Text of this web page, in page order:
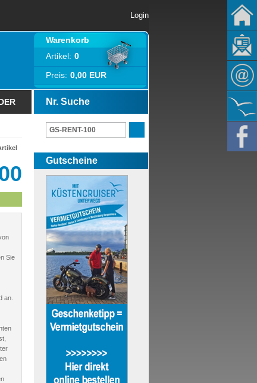
Login
Warenkorb
Artikel: 0
Preis: 0,00 EUR
Sie
an.
Nr. Suche
Gutscheine